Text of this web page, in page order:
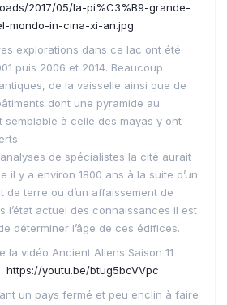
2017/05/la-pi%C3%B9-grande-
mondo-in-cina-xi-an.jpg
explorations dans ce lac ont été
puis 2006 et 2014. Beaucoup
de la vaisselle ainsi que de
dont une pyramide au
semblable à celle des mayas y ont
analyses de spécialistes la cité aurait
il y a environ 1800 ans à la suite d’un
de terre ou d’un affaissement de
l’état actuel des connaissances il est
déterminer l’âge de ces édifices.
la vidéo Ancient Aliens Saison 11
https://youtu.be/btug5bcVVpc
un pays fermé et peu enclin à faire